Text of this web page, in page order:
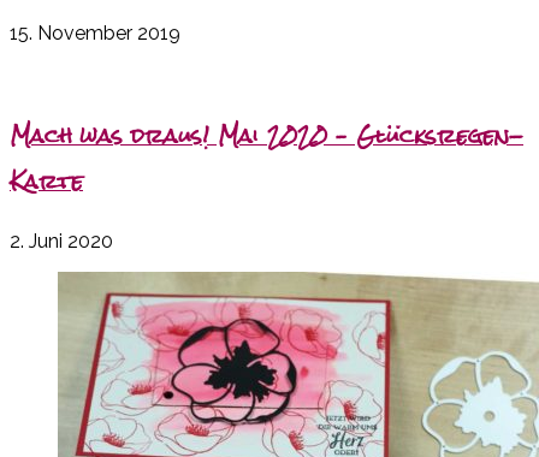
15. November 2019
Mach was draus! Mai 2020 – Glücksregen-
Karte
2. Juni 2020